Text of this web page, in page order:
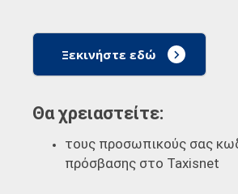
Ξεκινήστε εδώ
Θα χρειαστείτε:
τους προσωπικούς σας
πρόσβασης στο Taxisnet